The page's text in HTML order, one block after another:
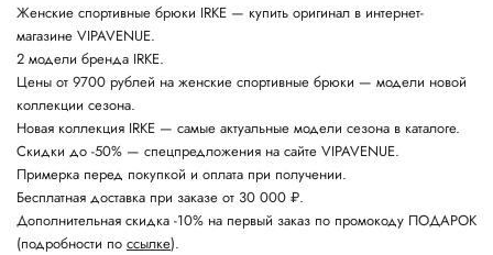
Женские спортивные брюки IRKE — купить оригинал в интернет-
магазине VIPAVENUE.
2 модели бренда IRKE.
Цены от 9700 рублей на женские спортивные брюки — модели новой
коллекции сезона.
Новая коллекция IRKE — самые актуальные модели сезона в каталоге.
Скидки до -50% — спецпредложения на сайте VIPAVENUE.
Примерка перед покупкой и оплата при получении.
Бесплатная доставка при заказе от 30 000 ₽.
Дополнительная скидка -10% на первый заказ по промокоду ПОДАРОК
(подробности по ссылке).